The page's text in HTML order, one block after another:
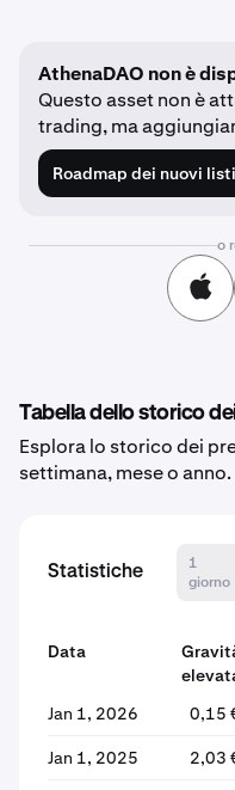
AthenaDAO non è
Questo asset non è
trading, ma
Roadmap dei nuovi
o
Tabella dello storico
Esplora lo storico dei
settimana, mese o anno.
Statistiche
1
giorno
Data
Jan 1, 2026
0,15
Jan 1, 2025 2,03